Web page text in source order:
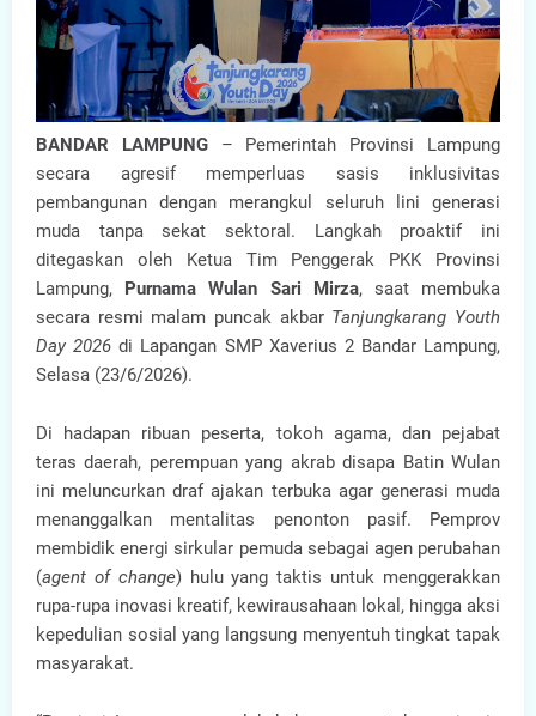
BANDAR LAMPUNG– Pemerintah Provinsi Lampung
secara agresif memperluas sasis inklusivitas
pembangunan dengan merangkul seluruh lini generasi
muda tanpa sekat sektoral. Langkah proaktif ini
ditegaskan oleh Ketua Tim Penggerak PKK Provinsi
Lampung, Purnama Wulan Sari Mirza, saat membuka
secara resmi malam puncak akbar Tanjungkarang Youth
Day 2026 di Lapangan SMP Xaverius 2 Bandar Lampung,
Selasa (23/6/2026).
Di hadapan ribuan peserta, tokoh agama, dan pejabat
teras daerah, perempuan yang akrab disapa Batin Wulan
ini meluncurkan draf ajakan terbuka agar generasi muda
menanggalkan mentalitas penonton pasif. Pemprov
membidik energi sirkular pemuda sebagai agen perubahan
(agent of change) hulu yang taktis untuk menggerakkan
rupa-rupa inovasi kreatif, kewirausahaan lokal, hingga aksi
kepedulian sosial yang langsung menyentuh tingkat tapak
masyarakat.